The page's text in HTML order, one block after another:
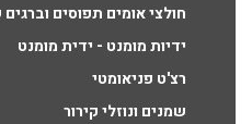
חולצי אומים תפוסים
ידיות מומנט - ידית מומנט
רצ'ט פניאומטי
שמנים ונוזלי קירור